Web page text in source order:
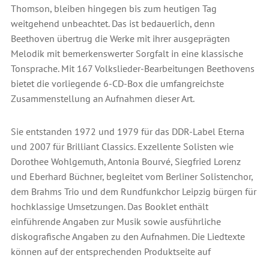
Thomson, bleiben hingegen bis zum heutigen Tag
weitgehend unbeachtet. Das ist bedauerlich, denn
Beethoven übertrug die Werke mit ihrer ausgeprägten
Melodik mit bemerkenswerter Sorgfalt in eine klassische
Tonsprache. Mit 167 Volkslieder-Bearbeitungen Beethovens
bietet die vorliegende 6-CD-Box die umfangreichste
Zusammenstellung an Aufnahmen dieser Art.
Sie entstanden 1972 und 1979 für das DDR-Label Eterna
und 2007 für Brilliant Classics. Exzellente Solisten wie
Dorothee Wohlgemuth, Antonia Bourvé, Siegfried Lorenz
und Eberhard Büchner, begleitet vom Berliner Solistenchor,
dem Brahms Trio und dem Rundfunkchor Leipzig bürgen für
hochklassige Umsetzungen. Das Booklet enthält
einführende Angaben zur Musik sowie ausführliche
diskografische Angaben zu den Aufnahmen. Die Liedtexte
können auf der entsprechenden Produktseite auf